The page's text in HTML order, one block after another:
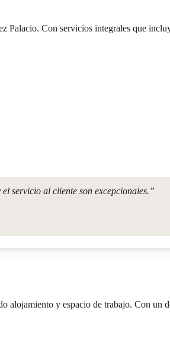
Con servicios integrales que
servicio al cliente son excepcionales.”
y espacio de trabajo. Con un